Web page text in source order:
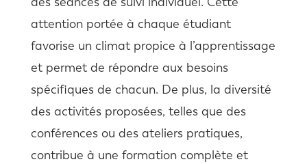
attention portée à chaque étudiant
favorise un climat propice à l’apprentissage
et permet de répondre aux besoins
spécifiques de chacun. De plus, la diversité
des activités proposées, telles que des
conférences ou des ateliers pratiques,
contribue à une formation complète et